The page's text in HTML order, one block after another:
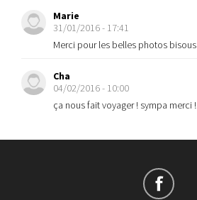
Marie
31/01/2016 - 17:41
Merci pour les belles photos bisous
Cha
04/02/2016 - 10:00
ça nous fait voyager ! sympa merci !